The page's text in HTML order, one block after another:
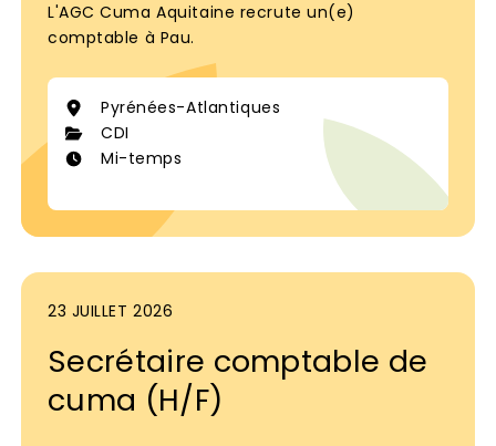
L'AGC Cuma Aquitaine recrute un(e)
comptable à Pau.
Pyrénées-Atlantiques
CDI
Mi-temps
23 JUILLET 2026
Secrétaire comptable de
cuma (H/F)